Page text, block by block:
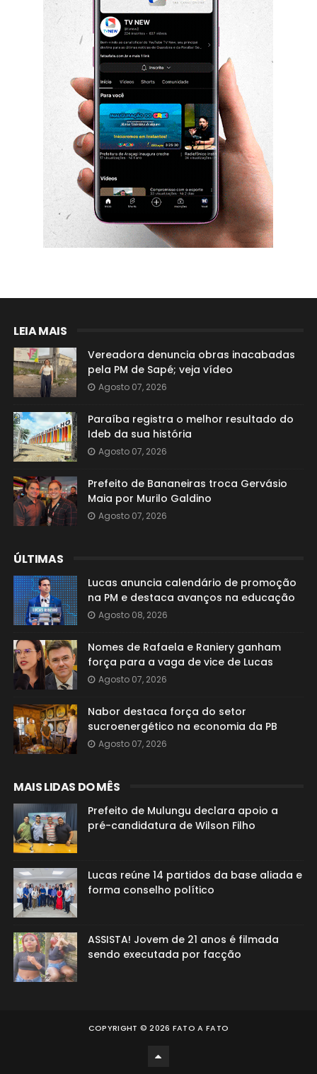
LEIA MAIS
Vereadora denuncia obras inacabadas
pela PM de Sapé; veja vídeo
Agosto 07, 2026
Paraíba registra o melhor resultado do
Ideb da sua história
Agosto 07, 2026
Prefeito de Bananeiras troca Gervásio
Maia por Murilo Galdino
Agosto 07, 2026
ÚLTIMAS
Lucas anuncia calendário de promoção
na PM e destaca avanços na educação
Agosto 08, 2026
Nomes de Rafaela e Raniery ganham
força para a vaga de vice de Lucas
Agosto 07, 2026
Nabor destaca força do setor
sucroenergético na economia da PB
Agosto 07, 2026
MAIS LIDAS DO MÊS
Prefeito de Mulungu declara apoio a
pré-candidatura de Wilson Filho
Lucas reúne 14 partidos da base aliada e
forma conselho político
ASSISTA! Jovem de 21 anos é filmada
sendo executada por facção
COPYRIGHT ©2026 FATO A FATO